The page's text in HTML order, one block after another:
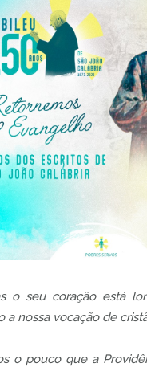
o seu coração está
a nossa vocação de
o pouco que a